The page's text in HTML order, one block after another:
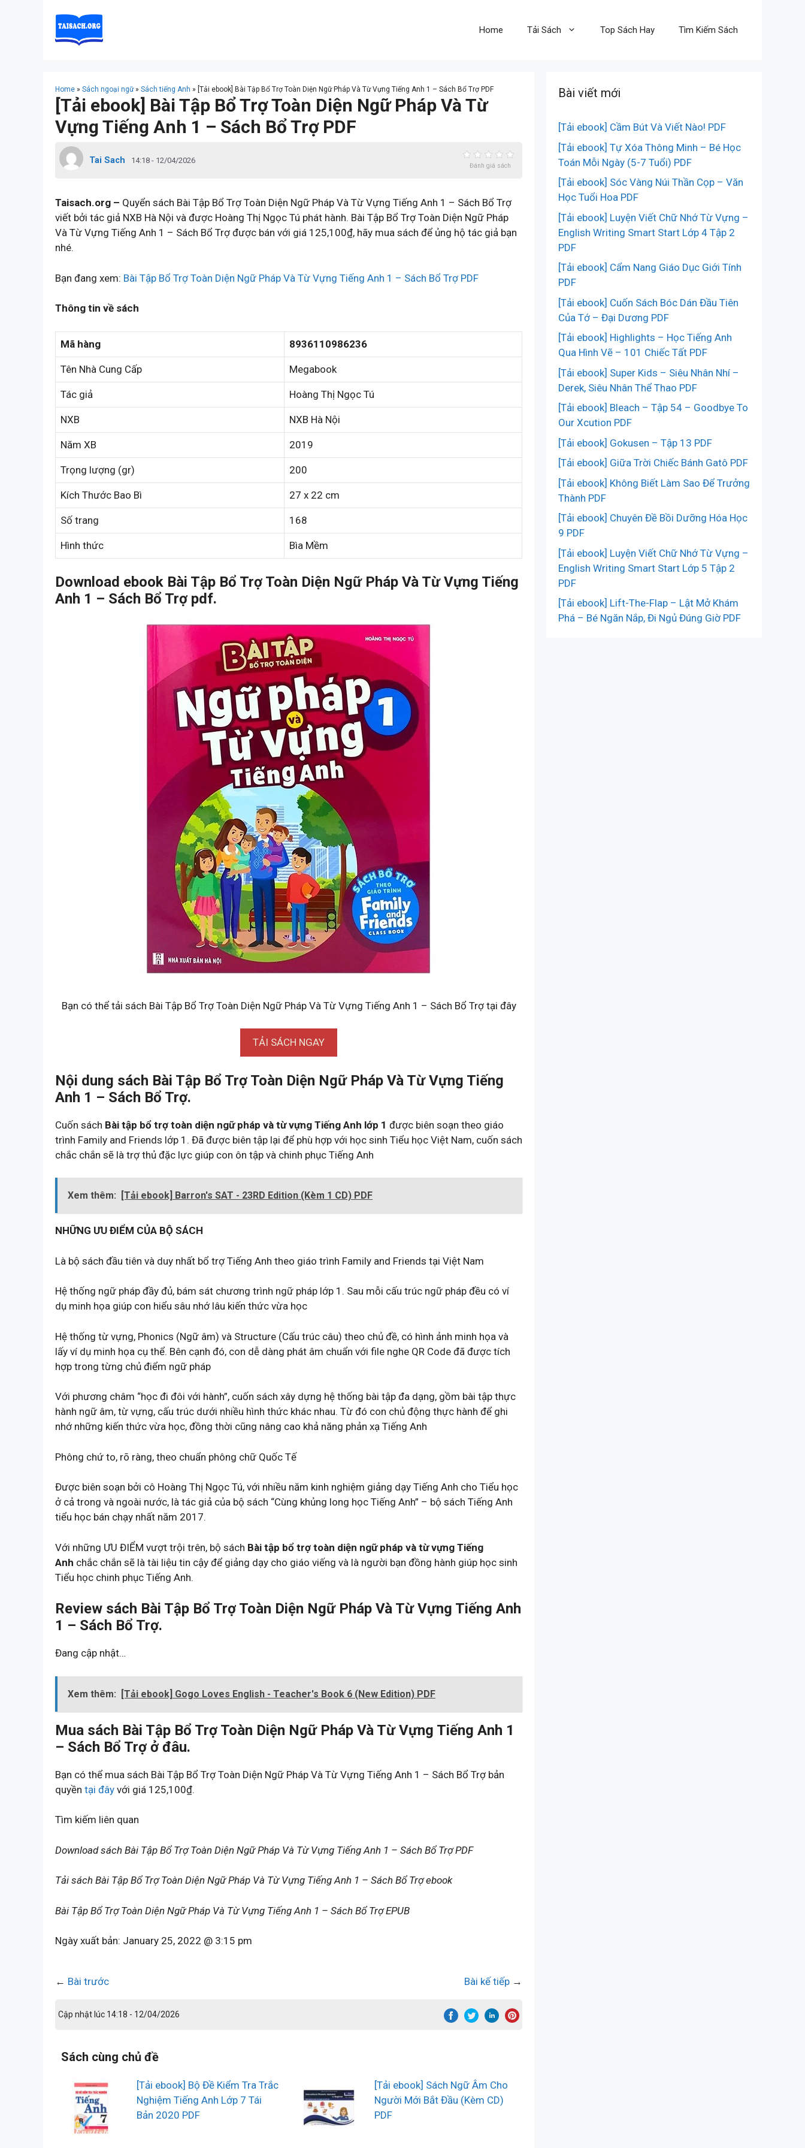
Home Tải Sách Top Sách Hay Tìm Kiếm Sách
Home » Sách ngoại ngữ» Sách tiếng Anh » [Tải ebook] Bài Tập Bổ Trợ Toàn Diện Ngữ Pháp Và Từ Vựng Tiếng Anh 1 – Sách Bổ Trợ PDF
[Tải ebook] Bài Tập Bổ Trợ Toàn Diện Ngữ Pháp Và Từ
Vựng Tiếng Anh 1 – Sách Bổ Trợ PDF
Tai Sach 14:18 - 12/04/2026
Đánh giá sách
Taisach.org – Quyển sách Bài Tập Bổ Trợ Toàn Diện Ngữ Pháp Và Từ Vựng Tiếng Anh 1 – Sách Bổ Trợ
viết bởi tác giả NXB Hà Nội và được Hoàng Thị Ngọc Tú phát hành. Bài Tập Bổ Trợ Toàn Diện Ngữ Pháp
Và Từ Vựng Tiếng Anh 1 – Sách Bổ Trợ được bán với giá 125,100₫, hãy mua sách để ủng hộ tác giả bạn
nhé.
Bạn đang xem: Bài Tập Bổ Trợ Toàn Diện Ngữ Pháp Và Từ Vựng Tiếng Anh 1 – Sách Bổ Trợ PDF
Thông tin về sách
Mã hàng 8936110986236
Tên Nhà Cung Cấp Megabook
Tác giả Hoàng Thị Ngọc Tú
NXB NXB Hà Nội
Năm XB 2019
Trọng lượng (gr) 200
Kích Thước Bao Bì 27 x 22 cm
Số trang 168
Hình thức Bìa Mềm
Download ebook Bài Tập Bổ Trợ Toàn Diện Ngữ Pháp Và Từ Vựng Tiếng
Anh 1 – Sách Bổ Trợ pdf.
Bạn có thể tải sách Bài Tập Bổ Trợ Toàn Diện Ngữ Pháp Và Từ Vựng Tiếng Anh 1 – Sách Bổ Trợ tại đây
TẢI SÁCH NGAY
Nội dung sách Bài Tập Bổ Trợ Toàn Diện Ngữ Pháp Và Từ Vựng Tiếng
Anh 1 – Sách Bổ Trợ.
Cuốn sách Bài tập bổ trợ toàn diện ngữ pháp và từ vựng Tiếng Anh lớp 1 được biên soạn theo giáo
trình Family and Friends lớp 1. Đã được biên tập lại để phù hợp với học sinh Tiểu học Việt Nam, cuốn sách
chắc chắn sẽ là trợ thủ đặc lực giúp con ôn tập và chinh phục Tiếng Anh
Xem thêm: [Tải ebook] Barron's SAT - 23RD Edition (Kèm 1 CD) PDF
NHỮNG ƯU ĐIỂM CỦA BỘ SÁCH
Là bộ sách đầu tiên và duy nhất bổ trợ Tiếng Anh theo giáo trình Family and Friends tại Việt Nam
Hệ thống ngữ pháp đầy đủ, bám sát chương trình ngữ pháp lớp 1. Sau mỗi cấu trúc ngữ pháp đều có ví
dụ minh họa giúp con hiểu sâu nhớ lâu kiến thức vừa học
Hệ thống từ vựng, Phonics (Ngữ âm) và Structure (Cấu trúc câu) theo chủ đề, có hình ảnh minh họa và
lấy ví dụ minh họa cụ thể. Bên cạnh đó, con dễ dàng phát âm chuẩn với file nghe QR Code đã được tích
hợp trong từng chủ điểm ngữ pháp
Với phương châm “học đi đôi với hành”, cuốn sách xây dựng hệ thống bài tập đa dạng, gồm bài tập thực
hành ngữ âm, từ vựng, cấu trúc dưới nhiều hình thức khác nhau. Từ đó con chủ động thực hành để ghi
nhớ những kiến thức vừa học, đồng thời cũng nâng cao khả năng phản xạ Tiếng Anh
Phông chứ to, rõ ràng, theo chuẩn phông chữ Quốc Tế
Được biên soạn bởi cô Hoàng Thị Ngọc Tú, với nhiều năm kinh nghiệm giảng dạy Tiếng Anh cho Tiểu học
ở cả trong và ngoài nước, là tác giả của bộ sách “Cùng khủng long học Tiếng Anh” – bộ sách Tiếng Anh
tiểu học bán chạy nhất năm 2017.
Với những ƯU ĐIỂM vượt trội trên, bộ sách Bài tập bổ trợ toàn diện ngữ pháp và từ vựng Tiếng
Anh chắc chắn sẽ là tài liệu tin cậy để giảng dạy cho giáo viếng và là người bạn đồng hành giúp học sinh
Tiểu học chinh phục Tiếng Anh.
Review sách Bài Tập Bổ Trợ Toàn Diện Ngữ Pháp Và Từ Vựng Tiếng Anh
1 – Sách Bổ Trợ.
Đang cập nhật…
Xem thêm: [Tải ebook] Gogo Loves English - Teacher's Book 6 (New Edition) PDF
Mua sách Bài Tập Bổ Trợ Toàn Diện Ngữ Pháp Và Từ Vựng Tiếng Anh 1
– Sách Bổ Trợ ở đâu.
Bạn có thể mua sách Bài Tập Bổ Trợ Toàn Diện Ngữ Pháp Và Từ Vựng Tiếng Anh 1 – Sách Bổ Trợ bản
quyền tại đây với giá 125,100₫.
Tìm kiếm liên quan
Download sách Bài Tập Bổ Trợ Toàn Diện Ngữ Pháp Và Từ Vựng Tiếng Anh 1 – Sách Bổ Trợ PDF
Tải sách Bài Tập Bổ Trợ Toàn Diện Ngữ Pháp Và Từ Vựng Tiếng Anh 1 – Sách Bổ Trợ ebook
Bài Tập Bổ Trợ Toàn Diện Ngữ Pháp Và Từ Vựng Tiếng Anh 1 – Sách Bổ Trợ EPUB
Ngày xuất bản: January 25, 2022 @ 3:15 pm
← Bài trước Bài kế tiếp →
Cập nhật lúc 14:18 - 12/04/2026
Sách cùng chủ đề
[Tải ebook] Bộ Đề Kiểm Tra Trắc
Nghiệm Tiếng Anh Lớp 7 Tái
Bản 2020 PDF
[Tải ebook] Sách Ngữ Âm Cho
Người Mới Bắt Đầu (Kèm CD)
PDF
Bài viết mới
[Tải ebook] Cầm Bút Và Viết Nào! PDF
[Tải ebook] Tự Xóa Thông Minh – Bé Học
Toán Mỗi Ngày (5-7 Tuổi) PDF
[Tải ebook] Sóc Vàng Núi Thần Cọp – Văn
Học Tuổi Hoa PDF
[Tải ebook] Luyện Viết Chữ Nhớ Từ Vựng –
English Writing Smart Start Lớp 4 Tập 2
PDF
[Tải ebook] Cẩm Nang Giáo Dục Giới Tính
PDF
[Tải ebook] Cuốn Sách Bóc Dán Đầu Tiên
Của Tớ – Đại Dương PDF
[Tải ebook] Highlights – Học Tiếng Anh
Qua Hình Vẽ – 101 Chiếc Tất PDF
[Tải ebook] Super Kids – Siêu Nhân Nhí –
Derek, Siêu Nhân Thể Thao PDF
[Tải ebook] Bleach – Tập 54 – Goodbye To
Our Xcution PDF
[Tải ebook] Gokusen – Tập 13 PDF
[Tải ebook] Giữa Trời Chiếc Bánh Gatô PDF
[Tải ebook] Không Biết Làm Sao Để Trưởng
Thành PDF
[Tải ebook] Chuyên Đề Bồi Dưỡng Hóa Học
9 PDF
[Tải ebook] Luyện Viết Chữ Nhớ Từ Vựng –
English Writing Smart Start Lớp 5 Tập 2
PDF
[Tải ebook] Lift-The-Flap – Lật Mở Khám
Phá – Bé Ngăn Nắp, Đi Ngủ Đúng Giờ PDF